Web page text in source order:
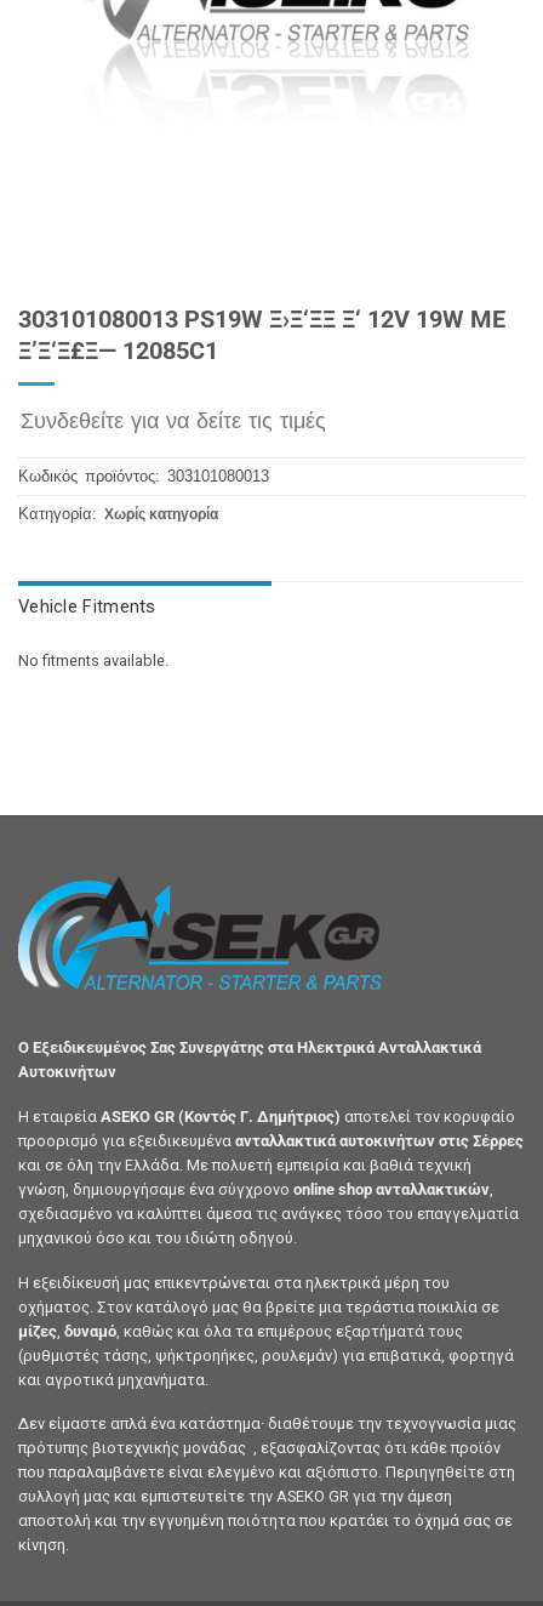
303101080013 PS19W Ξ›Ξ‘ΞΞ Ξ‘ 12V 19W ME
Ξ’Ξ‘Ξ£Ξ— 12085C1
Συνδεθείτε για να δείτε τις τιμές
Κωδικός προϊόντος: 303101080013
Κατηγορία: Χωρίς κατηγορία
Vehicle Fitments
No fitments available.
Ο Εξειδικευμένος Σας Συνεργάτης στα Ηλεκτρικά Ανταλλακτικά
Αυτοκινήτων
Η εταιρεία ASEKO GR (Κοντός Γ. Δημήτριος) αποτελεί τον κορυφαίο
προορισμό για εξειδικευμένα ανταλλακτικά αυτοκινήτων στις Σέρρες
και σε όλη την Ελλάδα. Με πολυετή εμπειρία και βαθιά τεχνική
γνώση, δημιουργήσαμε ένα σύγχρονο online shop ανταλλακτικών,
σχεδιασμένο να καλύπτει άμεσα τις ανάγκες τόσο του επαγγελματία
μηχανικού όσο και του ιδιώτη οδηγού.
Η εξειδίκευσή μας επικεντρώνεται στα ηλεκτρικά μέρη του
οχήματος. Στον κατάλογό μας θα βρείτε μια τεράστια ποικιλία σε
μίζες δυναμό , καθώς και όλα τα επιμέρους εξαρτήματά τους
(ρυθμιστές τάσης, ψήκτροηήκες, ρουλεμάν) για επιβατικά, φορτηγά
και αγροτικά μηχανήματα.
Δεν είμαστε απλά ένα κατάστημα· διαθέτουμε την τεχνογνωσία μιας
πρότυπης βιοτεχνικής μονάδας , εξασφαλίζοντας ότι κάθε προϊόν
που παραλαμβάνετε είναι ελεγμένο και αξιόπιστο. Περιηγηθείτε στη
συλλογή μας και εμπιστευτείτε την ASEKO GR για την άμεση
αποστολή και την εγγυημένη ποιότητα που κρατάει το όχημά σας σε
κίνηση.